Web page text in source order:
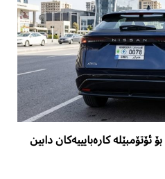
ئۆتۆمبێلە کارەبایییەکان دابین